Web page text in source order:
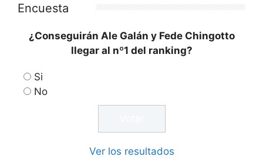
Encuesta
¿Conseguirán Ale Galán y Fede Chingotto
llegar al nº1 del ranking?
Si
No
Ver los resultados